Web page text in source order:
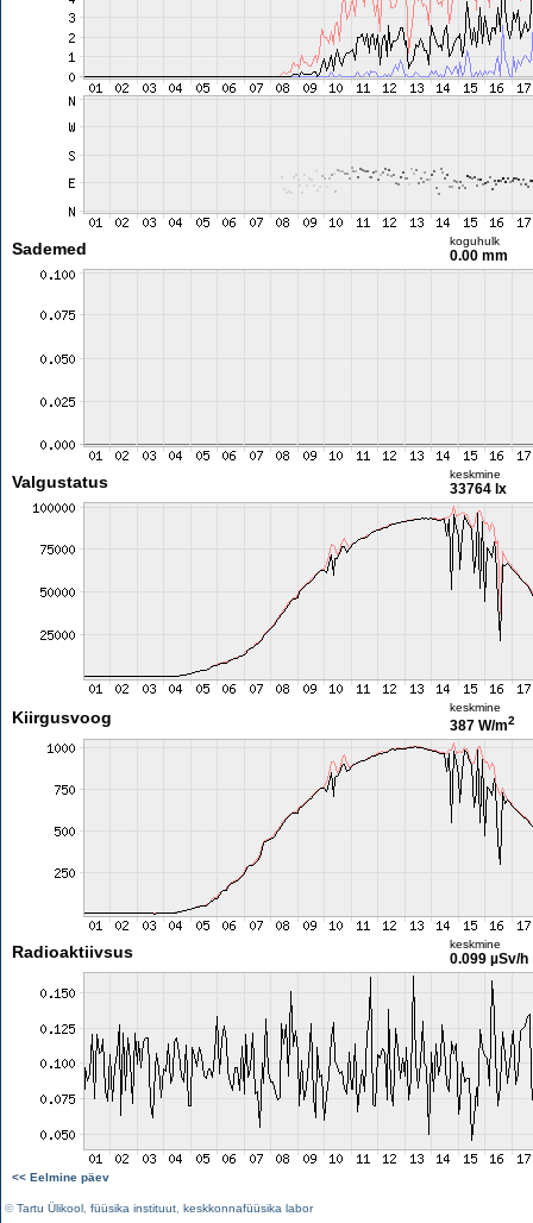
Sademed koguhulk
0.00 mm
Valgustatus keskmine
33764 lx
Kiirgusvoog
keskmine
387 W/m2
Radioaktiivsus keskmine
0.099 µSv/h
<< Eelmine päev
©Tartu Ülikool füüsika instituut keskkonnafüüsika labor